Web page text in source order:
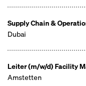
Supply Chain &
Dubai
Leiter (m/w/d) Facility
Amstetten